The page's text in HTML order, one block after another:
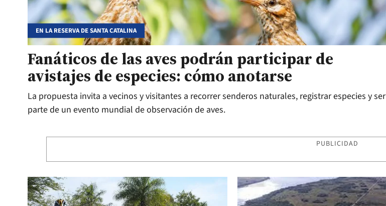
EN LA RESERVA DE SANTA CATALINA
Fanáticos de las aves podrán participar de
avistajes de especies: cómo anotarse
La propuesta invita a vecinos y visitantes a recorrer senderos naturales, registrar especies y ser
parte de un evento mundial de observación de aves.
PUBLICIDAD